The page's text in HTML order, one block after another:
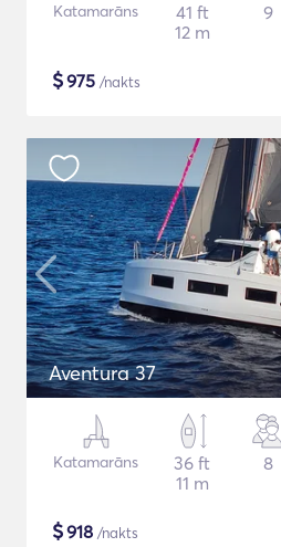
Katamarāns
41 ft
12 m
9
$975 /nakts
Aventura 37
Katamarāns
36 ft
11 m
8
$918 /nakts